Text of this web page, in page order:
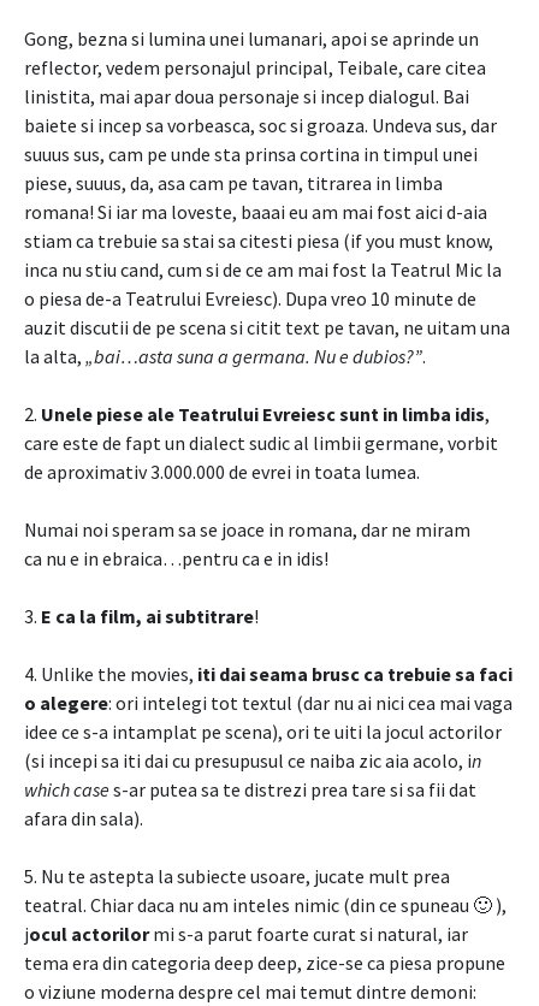
Gong, bezna si lumina unei lumanari, apoi se aprinde un
reflector, vedem personajul principal, Teibale, care citea
linistita, mai apar doua personaje si incep dialogul. Bai
baiete si incep sa vorbeasca, soc si groaza. Undeva sus, dar
suuus sus, cam pe unde sta prinsa cortina in timpul unei
piese, suuus, da, asa cam pe tavan, titrarea in limba
romana! Si iar ma loveste, baaai eu am mai fost aici d-aia
stiam ca trebuie sa stai sa citesti piesa (if you must know,
inca nu stiu cand, cum si de ce am mai fost la Teatrul Mic la
o piesa de-a Teatrului Evreiesc). Dupa vreo 10 minute de
auzit discutii de pe scena si citit text pe tavan, ne uitam una
la alta, „bai…asta suna a germana. Nu e dubios?”.
2. Unele piese ale Teatrului Evreiesc sunt in limba idis,
care este de fapt un dialect sudic al limbii germane, vorbit
de aproximativ 3.000.000 de evrei in toata lumea.
Numai noi speram sa se joace in romana, dar ne miram
ca nu e in ebraica…pentru ca e in idis!
3. E ca la film, ai subtitrare!
4. Unlike the movies, iti dai seama brusc ca trebuie sa faci
o alegere: ori intelegi tot textul (dar nu ai nici cea mai vaga
idee ce s-a intamplat pe scena), ori te uiti la jocul actorilor
(si incepi sa iti dai cu presupusul ce naiba zic aia acolo, in
which cases-ar putea sa te distrezi prea tare si sa fii dat
afara din sala).
5. Nu te astepta la subiecte usoare, jucate mult prea
teatral. Chiar daca nu am inteles nimic (din ce spuneau 🙂 ),
jocul actorilormi s-a parut foarte curat si natural, iar
tema era din categoria deep deep, zice-se ca piesa propune
o viziune moderna despre cel mai temut dintre demoni: